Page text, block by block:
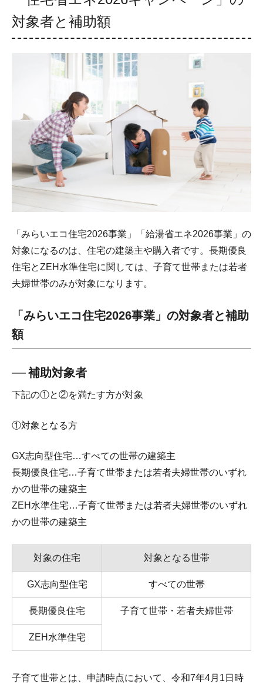
対象者と補助額
「みらいエコ住宅2026事業」「給湯省エネ2026事業」の
対象になるのは、住宅の建築主や購入者です。長期優良
住宅とZEH水準住宅に関しては、子育て世帯または若者
夫婦世帯のみが対象になります。
「みらいエコ住宅2026事業」の対象者と補助
額
補助対象者
下記の①と②を満たす方が対象
①対象となる方
GX志向型住宅…すべての世帯の建築主
長期優良住宅…子育て世帯または若者夫婦世帯のいずれ
かの世帯の建築主
ZEH水準住宅…子育て世帯または若者夫婦世帯のいずれ
かの世帯の建築主
対象の住宅 対象となる世帯
GX志向型住宅 すべての世帯
長期優良住宅 子育て世帯・若者夫婦世帯
ZEH水準住宅
子育て世帯とは、申請時点において、令和7年4月1日時